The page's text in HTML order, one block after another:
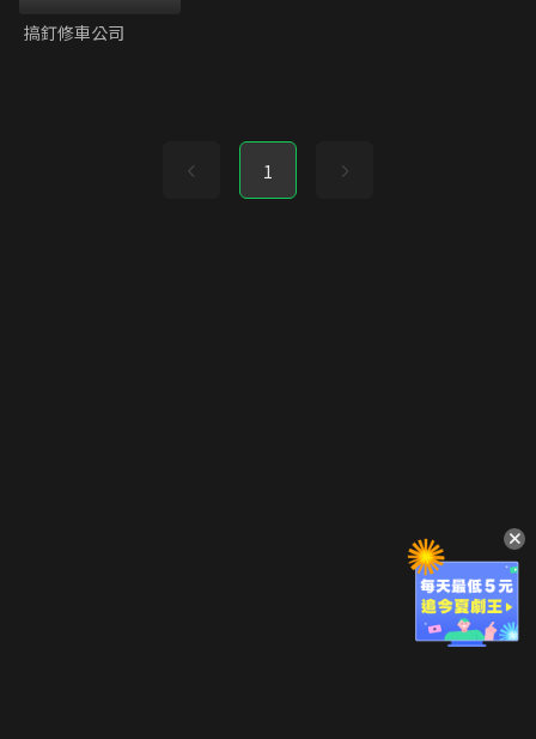
搞釘修車公司
1